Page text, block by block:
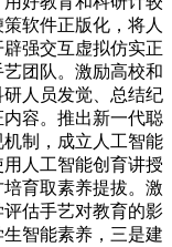
软件正版化，将人
强交互虚拟仿实正
团队。激励高校和
人员发觉、总结纪
容。推出新一代聪
制，成立人工智能
人工智能创育讲授
育取素养提拔。激
估手艺对教育的影
智能素养，三是建